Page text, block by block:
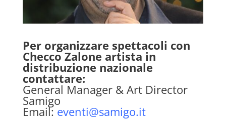
Per organizzare spettacoli con
Checco Zalone artista in
distribuzione nazionale
contattare:
General Manager & Art Director
Samigo
Email: eventi@samigo.it